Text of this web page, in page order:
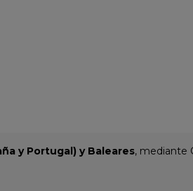
y Portugal) y Baleares, mediante